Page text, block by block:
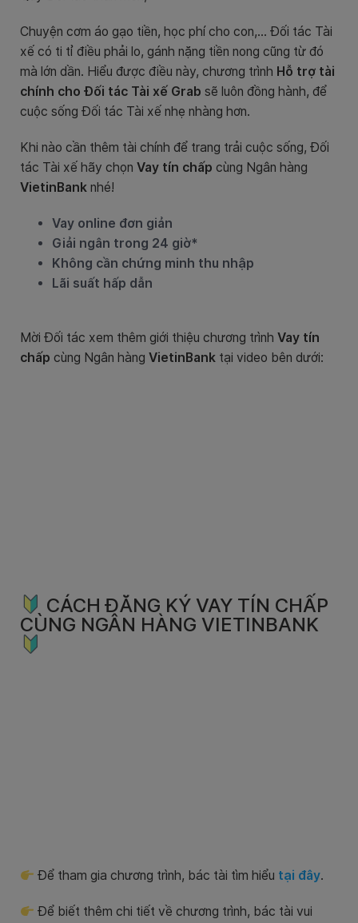
Chuyện cơm áo gạo tiền, học phí cho con,… Đối tác Tài
xế có ti tỉ điều phải lo, gánh nặng tiền nong cũng từ đó
mà lớn dần. Hiểu được điều này, chương trình Hỗ trợ tài
chính cho Đối tác Tài xế Grab sẽ luôn đồng hành, để
cuộc sống Đối tác Tài xế nhẹ nhàng hơn.
Khi nào cần thêm tài chính để trang trải cuộc sống, Đối
tác Tài xế hãy chọn Vay tín chấp cùng Ngân hàng
VietinBank nhé!
Vay online đơn giản
Giải ngân trong 24 giờ*
Không cần chứng minh thu nhập
Lãi suất hấp dẫn
Mời Đối tác xem thêm giới thiệu chương trình Vay tín
chấp cùng Ngân hàng VietinBank tại video bên dưới:
CÁCH ĐĂNG KÝ VAY TÍN CHẤP
CÙNG NGÂN HÀNG VIETINBANK
Để tham gia chương trình, bác tài tìm hiểu tại đây.
Để biết thêm chi tiết về chương trình, bác tài vui